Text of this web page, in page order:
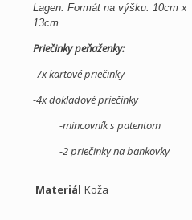
Lagen. Formát na výšku: 10cm x
13cm
Priečinky peňaženky:
-7x kartové priečinky
-4x dokladové priečinky
-mincovník s patentom
-2 priečinky na bankovky
Materiál Koža